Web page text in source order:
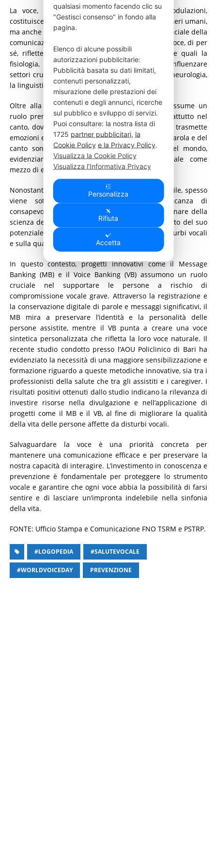
La voce, con le sue complesse tonalità e modulazioni,
costituisce un ponte essenziale non solo tra gli esseri umani,
ma anche tra gli animali, sottolineando il ruolo cruciale della
comunicazione vocale nella nostra esistenza. La voce, di per
sé, riflette l’intersezione di discipline scientifiche quali la
fisiologia, la biologia e la bioacustica, oltre a influenzare
settori cruciali come l’audiologia, la psicologia, la neurologia,
la linguistica e la fonetica.
Oltre alla sua funzione comunicativa, la voce assume un
ruolo preminente nell’arte e nella cultura, soprattutto nel
canto, dove diventa uno strumento musicale che trasmette
emozioni e storie. Le espressioni artistiche della parola e del
canto sono parte integrante di ogni cultura nel mondo,
evidenziando l’universalità del linguaggio vocale come
mezzo di espressione umana.
Nonostante l’importanza della voce sia indiscutibile, spesso
viene sottovalutata dalle persone. La mancanza di
consapevolezza riguardo alla portata interdisciplinare della
scienza della voce ha limitato il pieno sfruttamento del suo
potenziale, con conseguenze significative sui disturbi vocali
e sulla qualità della vita delle persone colpite.
In questo contesto, progetti innovativi come il Message
Banking (MB) e il Voice Banking (VB) assumono un ruolo
cruciale nel supportare le persone a rischio di
compromissione vocale grave. Attraverso la registrazione e
la conservazione digitale di parole e messaggi significativi, il
MB mira a preservare l’identità e la personalità delle
persone assistite, mentre il VB punta a creare una voce
sintetica personalizzata che rifletta la loro voce naturale. Il
recente studio condotto presso l’AOU Policlinico di Bari ha
evidenziato la necessità di una maggiore sensibilizzazione e
formazione riguardo a queste metodiche innovative, sia tra i
professionisti della salute che tra gli assistiti e i caregiver. I
risultati positivi ottenuti dallo studio indicano la rilevanza di
investire risorse nella divulgazione e nell’applicazione di
progetti come il MB e il VB, al fine di migliorare la qualità
della vita delle persone affette da disturbi vocali.
Salvaguardare la voce è una priorità concreta per
mantenere una comunicazione efficace e per preservare la
nostra capacità di interagire. L’investimento in conoscenza e
prevenzione è fondamentale per proteggere lo strumento
vocale e garantire che ogni voce abbia la possibilità di farsi
sentire e di lasciare un’impronta indelebile nella sinfonia
della vita.
FONTE: Ufficio Stampa e Comunicazione FNO TSRM e PSTRP.
#LOGOPEDIA #SALUTEVOCALE
#WORLDVOICEDAY PREVENZIONE
qualsiasi momento facendo clic su
"Gestisci consenso" in fondo alla
pagina.
Elenco di alcune possibili
autorizzazioni pubblicitarie:
Pubblicità basata su dati limitati,
contenuti personalizzati,
misurazione delle prestazioni dei
contenuti e degli annunci, ricerche
sul pubblico e sviluppo di servizi.
Puoi consultare: la nostra lista di
1725 partner pubblicitari, la
Cookie Policy e la Privacy Policy.
Visualizza la Cookie Policy
Visualizza l'Informativa Privacy
Personalizza
Rifiuta
Accetta